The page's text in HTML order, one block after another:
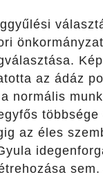
az ádáz
normális
az éles